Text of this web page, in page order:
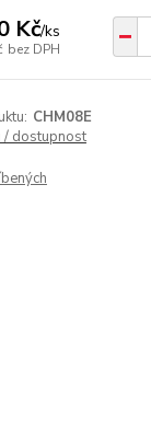
Kč/ks
bez DPH
CHM08E
/ dostupnost